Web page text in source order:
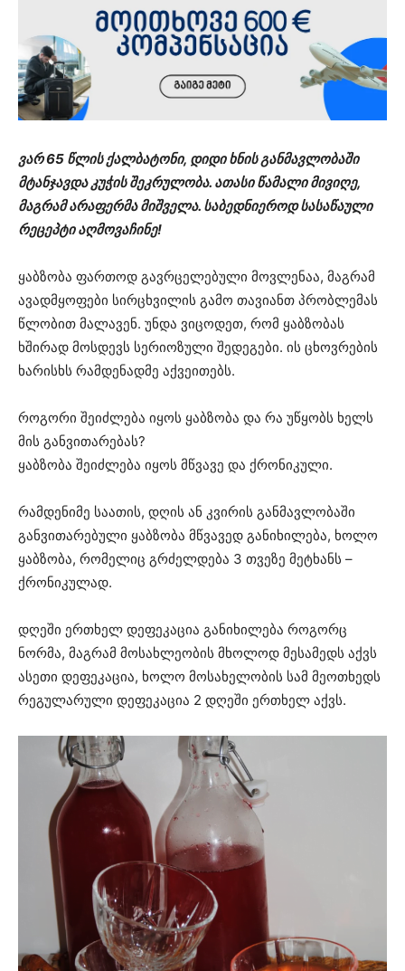
ვარ 65 წლის ქალბატონი, დიდი ხნის განმავლობაში
მტანჯავდა კუჭის შეკრულობა. ათასი წამალი მივიღე,
მაგრამ არაფერმა მიშველა. საბედნიეროდ სასაწაული
რეცეპტი აღმოვაჩინე!
ყაბზობა ფართოდ გავრცელებული მოვლენაა, მაგრამ
ავადმყოფები სირცხვილის გამო თავიანთ პრობლემას
წლობით მალავენ. უნდა ვიცოდეთ, რომ ყაბზობას
ხშირად მოსდევს სერიოზული შედეგები. ის ცხოვრების
ხარისხს რამდენადმე აქვეითებს.
როგორი შეიძლება იყოს ყაბზობა და რა უწყობს ხელს
მის განვითარებას?
ყაბზობა შეიძლება იყოს მწვავე და ქრონიკული.
რამდენიმე საათის, დღის ან კვირის განმავლობაში
განვითარებული ყაბზობა მწვავედ განიხილება, ხოლო
ყაბზობა, რომელიც გრძელდება 3 თვეზე მეტხანს –
ქრონიკულად.
დღეში ერთხელ დეფეკაცია განიხილება როგორც
ნორმა, მაგრამ მოსახლეობის მხოლოდ მესამედს აქვს
ასეთი დეფეკაცია, ხოლო მოსახელობის სამ მეოთხედს
რეგულარული დეფეკაცია 2 დღეში ერთხელ აქვს.